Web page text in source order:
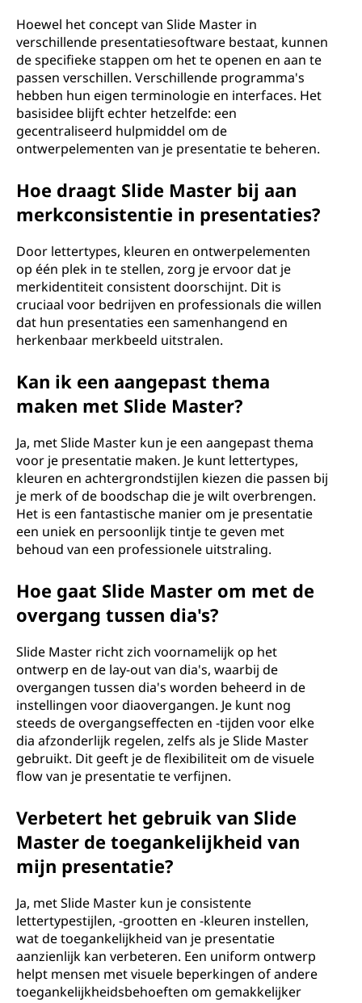
Hoewel het concept van Slide Master in
verschillende presentatiesoftware bestaat, kunnen
de specifieke stappen om het te openen en aan te
passen verschillen. Verschillende programma's
hebben hun eigen terminologie en interfaces. Het
basisidee blijft echter hetzelfde: een
gecentraliseerd hulpmiddel om de
ontwerpelementen van je presentatie te beheren.
Hoe draagt Slide Master bij aan
merkconsistentie in presentaties?
Door lettertypes, kleuren en ontwerpelementen
op één plek in te stellen, zorg je ervoor dat je
merkidentiteit consistent doorschijnt. Dit is
cruciaal voor bedrijven en professionals die willen
dat hun presentaties een samenhangend en
herkenbaar merkbeeld uitstralen.
Kan ik een aangepast thema
maken met Slide Master?
Ja, met Slide Master kun je een aangepast thema
voor je presentatie maken. Je kunt lettertypes,
kleuren en achtergrondstijlen kiezen die passen bij
je merk of de boodschap die je wilt overbrengen.
Het is een fantastische manier om je presentatie
een uniek en persoonlijk tintje te geven met
behoud van een professionele uitstraling.
Hoe gaat Slide Master om met de
overgang tussen dia's?
Slide Master richt zich voornamelijk op het
ontwerp en de lay-out van dia's, waarbij de
overgangen tussen dia's worden beheerd in de
instellingen voor diaovergangen. Je kunt nog
steeds de overgangseffecten en -tijden voor elke
dia afzonderlijk regelen, zelfs als je Slide Master
gebruikt. Dit geeft je de flexibiliteit om de visuele
flow van je presentatie te verfijnen.
Verbetert het gebruik van Slide
Master de toegankelijkheid van
mijn presentatie?
Ja, met Slide Master kun je consistente
lettertypestijlen, -grootten en -kleuren instellen,
wat de toegankelijkheid van je presentatie
aanzienlijk kan verbeteren. Een uniform ontwerp
helpt mensen met visuele beperkingen of andere
toegankelijkheidsbehoeften om gemakkelijker